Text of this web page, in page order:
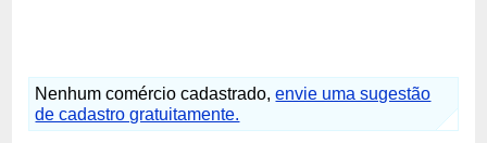
Nenhum comércio cadastrado,envie uma sugestão
de cadastro gratuitamente.